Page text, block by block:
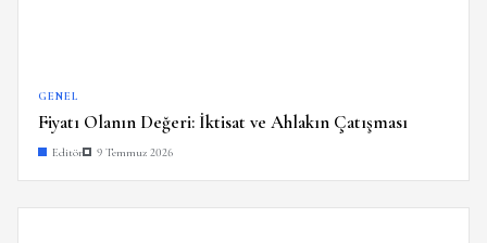
GENEL
Fiyatı Olanın Değeri: İktisat ve Ahlakın Çatışması
Editör 9 Temmuz 2026